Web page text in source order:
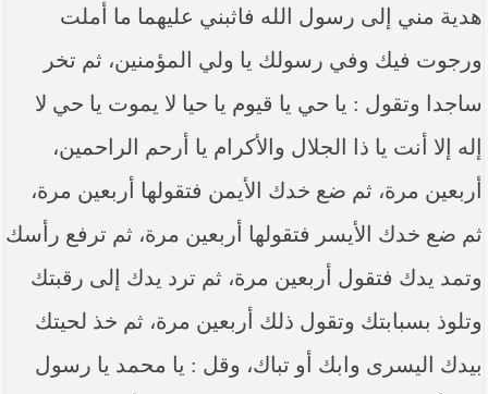
هدية مني إلى رسول الله فاثبني عليهما ما أملت
ورجوت فيك وفي رسولك يا ولي المؤمنين، ثم تخر
ساجدا وتقول : يا حي يا قيوم يا حيا لا يموت يا حي لا
إله إلا أنت يا ذا الجلال والأكرام يا أرحم الراحمين،
أربعين مرة، ثم ضع خدك الأيمن فتقولها أربعين مرة،
ثم ضع خدك الأيسر فتقولها أربعين مرة، ثم ترفع رأسك
وتمد يدك فتقول أربعين مرة، ثم ترد يدك إلى رقبتك
وتلوذ بسبابتك وتقول ذلك أربعين مرة، ثم خذ لحيتك
بيدك اليسرى وابك أو تباك، وقل : يا محمد يا رسول